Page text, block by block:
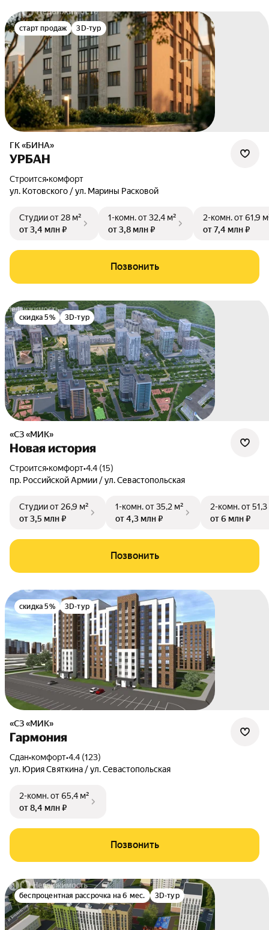
старт продаж 3D-тур
ГК «БИНА»
УРБАН
Строится•комфорт
ул. Котовского / ул. Марины Расковой
Студииот 28 м²
от 3,4 млн ₽
1-комн.от 32,4 м²
от 3,8 млн ₽
2-комн.от 61,9
от 7,4 млн ₽
Позвонить
скидка 5% 3D-тур
«СЗ «МИК»
Новая история
Строится•комфорт•4.4 (15)
пр. Российской Армии / ул. Севастопольская
Студииот 26,9 м²
от 3,5 млн ₽
1-комн.от 35,2 м²
от 4,3 млн ₽
2-комн.от
от 6 млн ₽
Позвонить
скидка 5% 3D-тур
«СЗ «МИК»
Гармония
Сдан•комфорт•4.4 (123)
ул. Юрия Святкина / ул. Севастопольская
2-комн.от 65,4 м²
от 8,4 млн ₽
Позвонить
беспроцентная рассрочка на 6 мес. 3D-тур